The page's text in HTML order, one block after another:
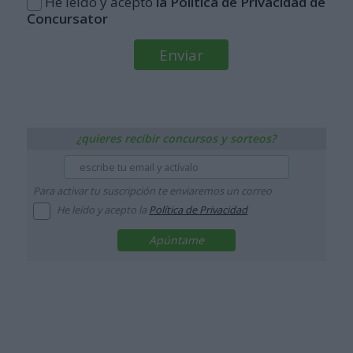
Concursator
¿quieres recibir concursos y sorteos?
Para activar tu suscripción te enviaremos un correo
He leído y acepto la Política de Privacidad